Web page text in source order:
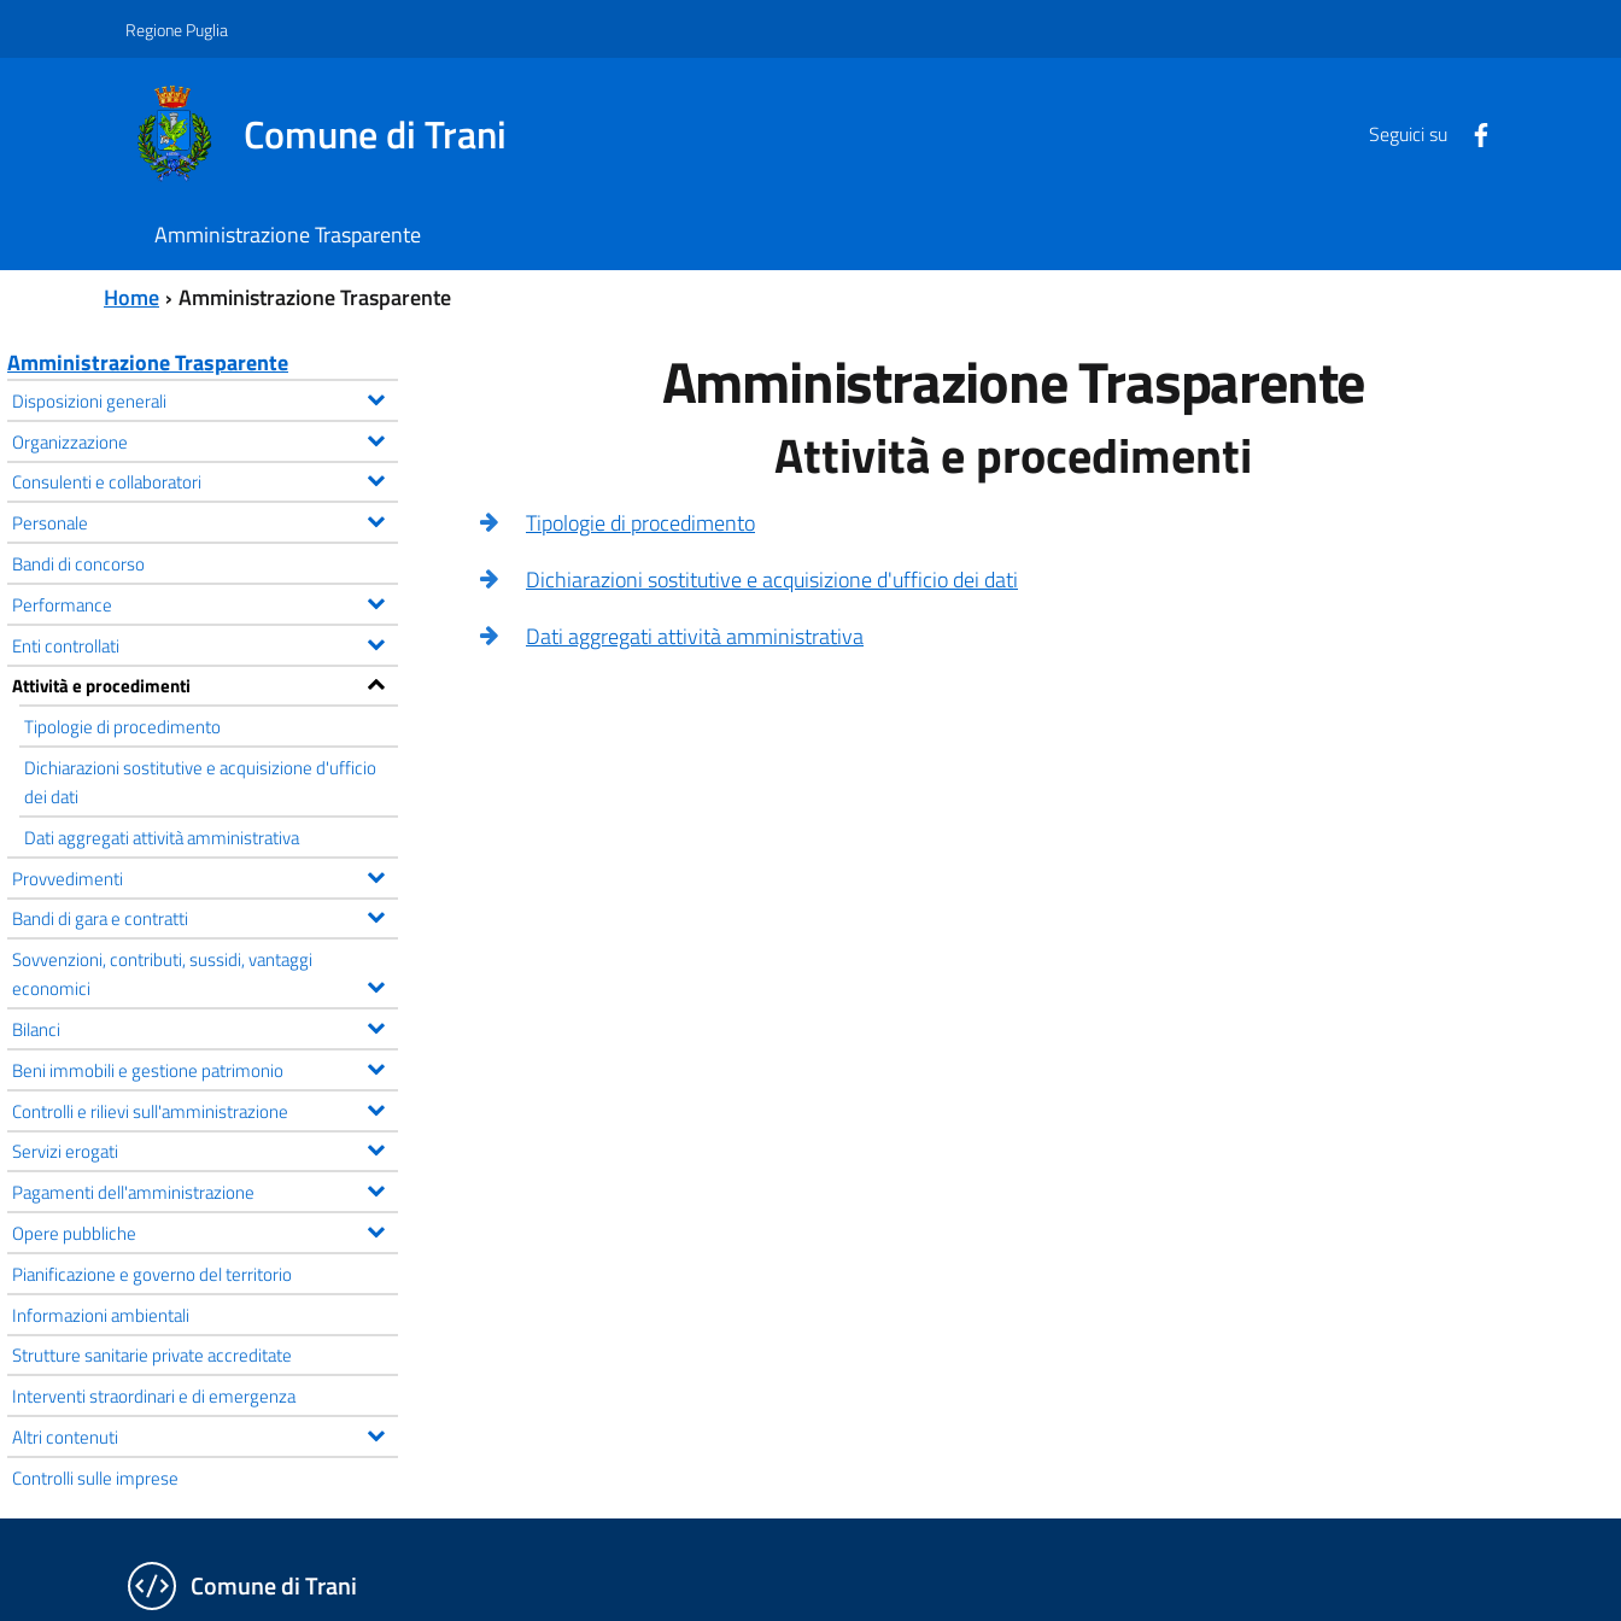
Vai al contenuto principale
Vai al menu principale
Regione Puglia
Comune di Trani Seguici su
Amministrazione Trasparente
Home Amministrazione Trasparente
Amministrazione Trasparente
Disposizioni generali
Organizzazione
Consulenti e collaboratori
Personale
Bandi di concorso
Performance
Enti controllati
Attività e procedimenti
Tipologie di procedimento
Dichiarazioni sostitutive e acquisizione d'ufficio
dei dati
Dati aggregati attività amministrativa
Provvedimenti
Bandi di gara e contratti
Sovvenzioni, contributi, sussidi, vantaggi
economici
Bilanci
Beni immobili e gestione patrimonio
Controlli e rilievi sull'amministrazione
Servizi erogati
Pagamenti dell'amministrazione
Opere pubbliche
Pianificazione e governo del territorio
Informazioni ambientali
Strutture sanitarie private accreditate
Interventi straordinari e di emergenza
Altri contenuti
Controlli sulle imprese
Amministrazione Trasparente
Attività e procedimenti
Tipologie di procedimento
Dichiarazioni sostitutive e acquisizione d'ufficio dei dati
Dati aggregati attività amministrativa
Comune di Trani